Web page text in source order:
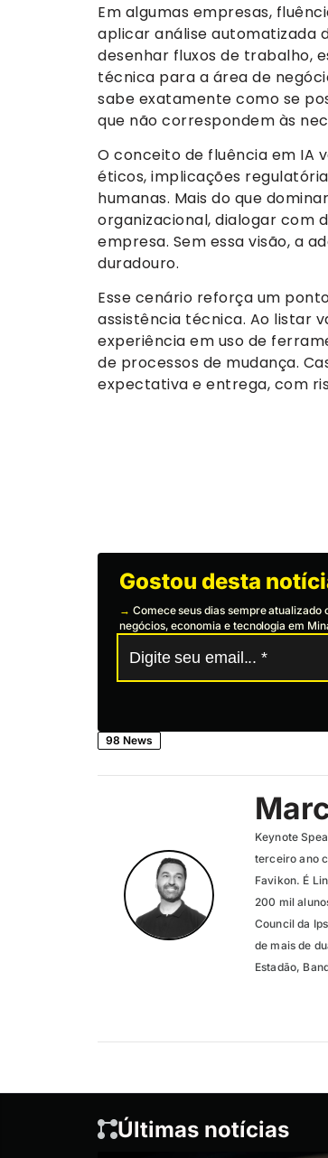
Em algumas empresas,
aplicar análise automatizada
desenhar fluxos de trabalho,
técnica para a área de
sabe exatamente como se
que não correspondem às
O conceito de fluência em IA
éticos, implicações
humanas. Mais do que
organizacional, dialogar com
empresa. Sem essa visão, a
duradouro.
Esse cenário reforça um
assistência técnica. Ao listar
experiência em uso de
de processos de mudança.
expectativa e entrega, com
Gostou desta
→ Comece seus dias sempre atualizado
negócios, economia e tecnologia em
98 News
Keynote
terceiro ano
Favikon. É
200 mil
Council da
de mais de
Estadão,
Últimas notícias